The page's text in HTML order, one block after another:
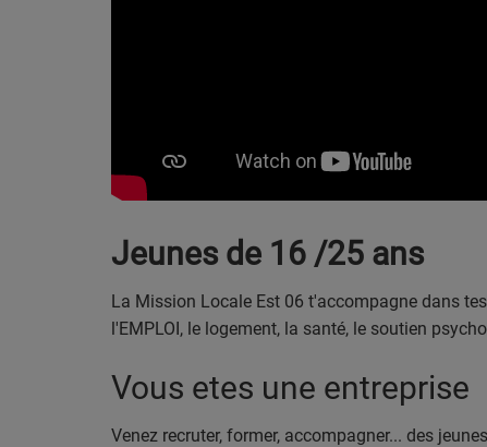
PARTENAIRES
LEURS ACTUSJeunes de 16 /25 ans
La Mission Locale Est 06 t'accompagne dans
l'EMPLOI, le logement, la santé, le soutien
Vous etes une entreprise
Venez recruter, former, accompagner... des